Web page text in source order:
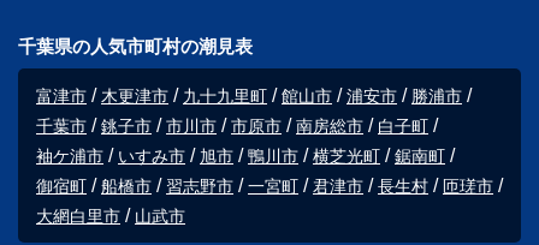
千葉県の人気市町村の潮見表
富津市 木更津市 九十九里町 館山市 浦安市
勝浦市
千葉市
銚子市 市川市 市原市 南房総市
白子町
袖ケ浦市
いすみ市 旭市 鴨川市 横芝光町
鋸南町
御宿町
船橋市 習志野市 一宮町 君津市 長生村
匝瑳市
大網白里市
山武市